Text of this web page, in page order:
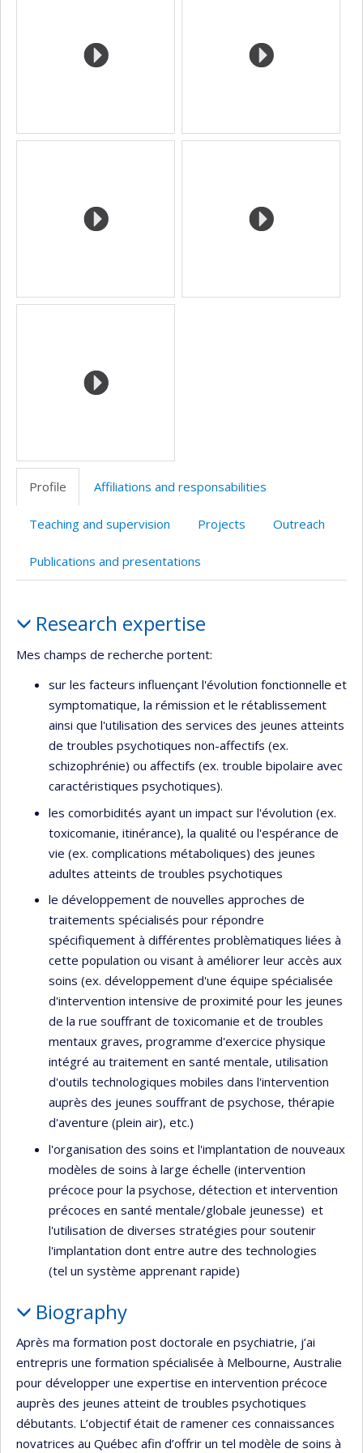
Profile Affiliations and responsabilities
Teaching and supervision Projects Outreach
Publications and presentations
Research expertise
Mes champs de recherche portent:
sur les facteurs influençant l'évolution fonctionnelle et
symptomatique, la rémission et le rétablissement
ainsi que l'utilisation des services des jeunes atteints
de troubles psychotiques non-affectifs (ex.
schizophrénie) ou affectifs (ex. trouble bipolaire avec
caractéristiques psychotiques).
les comorbidités ayant un impact sur l'évolution (ex.
toxicomanie, itinérance), la qualité ou l'espérance de
vie (ex. complications métaboliques) des jeunes
adultes atteints de troubles psychotiques
le développement de nouvelles approches de
traitements spécialisés pour répondre
spécifiquement à différentes problèmatiques liées à
cette population ou visant à améliorer leur accès aux
soins (ex. développement d'une équipe spécialisée
d'intervention intensive de proximité pour les jeunes
de la rue souffrant de toxicomanie et de troubles
mentaux graves, programme d'exercice physique
intégré au traitement en santé mentale, utilisation
d'outils technologiques mobiles dans l'intervention
auprès des jeunes souffrant de psychose, thérapie
d'aventure (plein air), etc.)
l'organisation des soins et l'implantation de nouveaux
modèles de soins à large échelle (intervention
précoce pour la psychose, détection et intervention
précoces en santé mentale/globale jeunesse) et
l'utilisation de diverses stratégies pour soutenir
l'implantation dont entre autre des technologies
(tel un système apprenant rapide)
Biography
Après ma formation post doctorale en psychiatrie, j’ai
entrepris une formation spécialisée à Melbourne, Australie
pour développer une expertise en intervention précoce
auprès des jeunes atteint de troubles psychotiques
débutants. L’objectif était de ramener ces connaissances
novatrices au Québec afin d’offrir un tel modèle de soins à